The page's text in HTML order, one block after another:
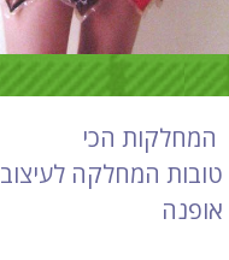
המחלקות הכי
טובות המחלקה לעיצוב
אופנה